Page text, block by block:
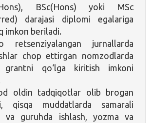
BSc(Hons) yoki MSc
darajasi diplomi egalariga
imkon beriladi.
retsenziyalangan jurnallarda
chop ettirgan nomzodlarda
grantni qo‘lga kiritish imkoni
oldin tadqiqotlar olib brogan
qisqa muddatlarda samarali
va guruhda ishlash, yozma va